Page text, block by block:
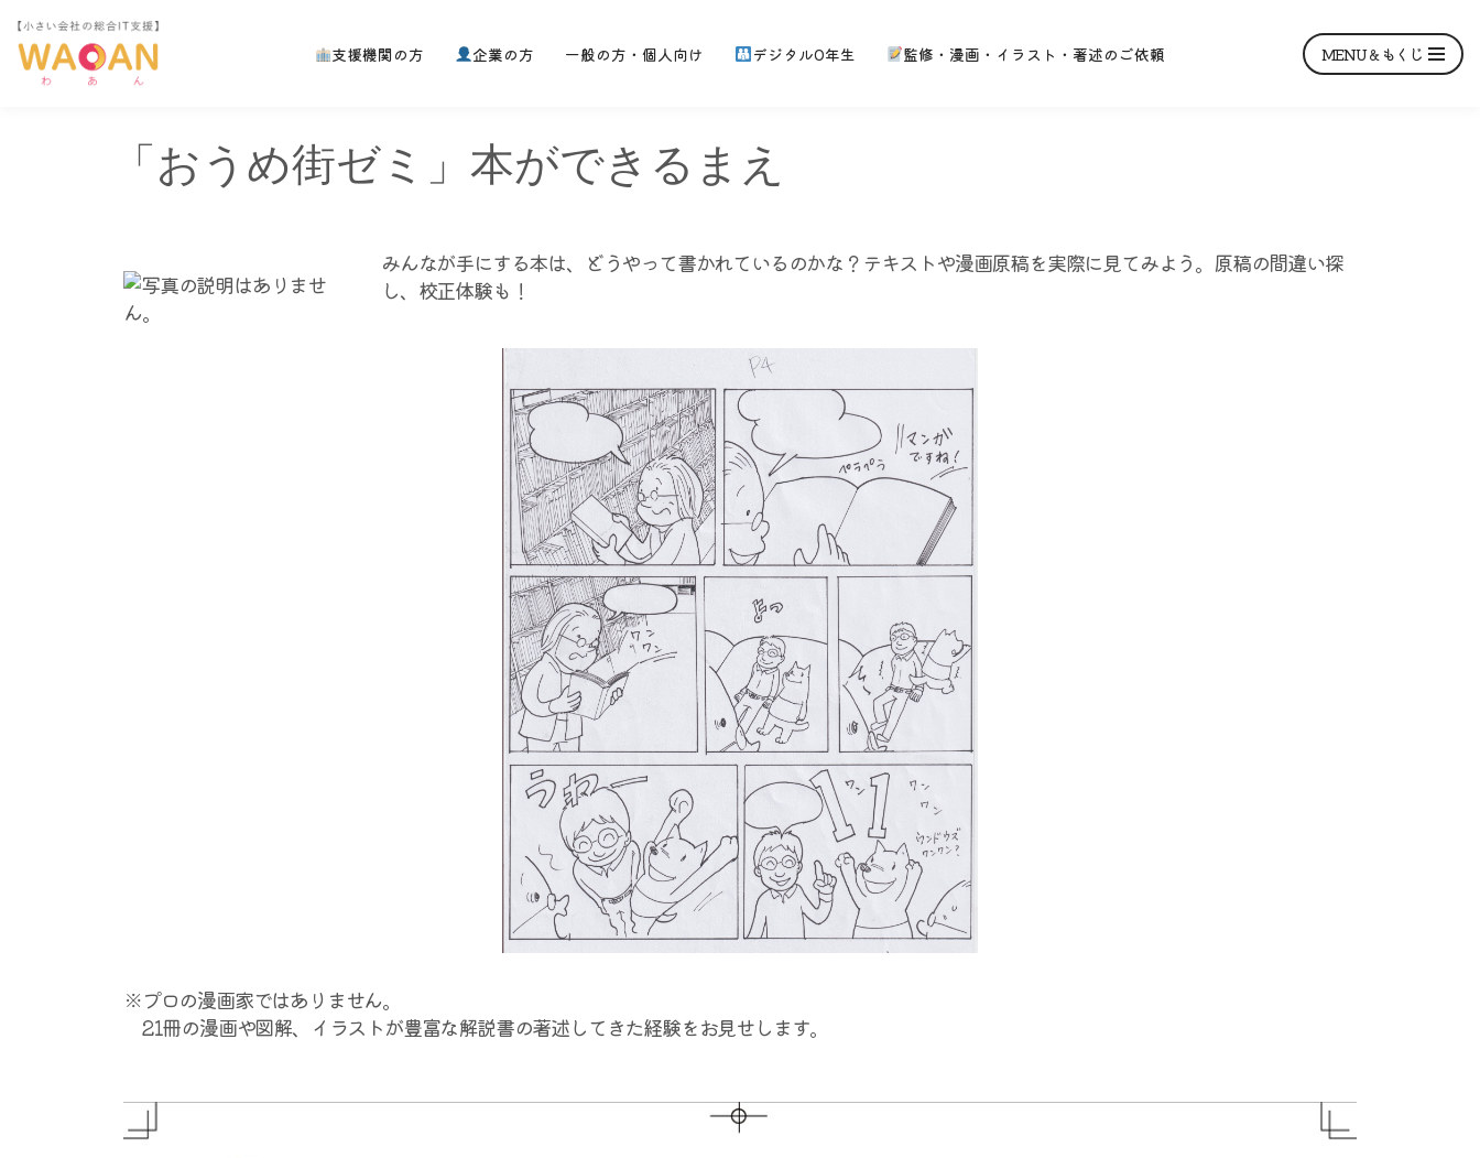
コ
支援機関の方 企業の方 一般の方・個人向け デジタル0年生 監修・漫画・イラスト・著述のご依頼 MENU＆もくじ
「おうめ街ゼミ」本ができるまえ
みんなが手にする本は、どうやって書かれているのかな？テキストや漫画原稿を実際に見てみよう。原稿の間違い探
し、校正体験も！
※プロの漫画家ではありません。
21冊の漫画や図解、イラストが豊富な解説書の著述してきた経験をお見せします。